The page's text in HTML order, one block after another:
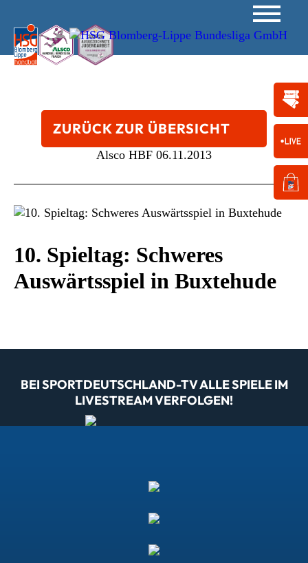
ZURÜCK ZUR ÜBERSICHT
Alsco HBF 06.11.2013
10. Spieltag: Schweres
Auswärtsspiel in Buxtehude
BEI SPORTDEUTSCHLAND-TV ALLE SPIELE IM
LIVESTREAM VERFOLGEN!